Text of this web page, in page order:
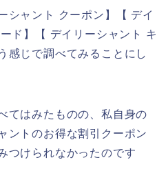
シャント クーポン】【 デイ
ド】【 デイリーシャント キ
感じで調べてみることにし
てはみたものの、私自身の
ントのお得な割引クーポン
つけられなかったのです